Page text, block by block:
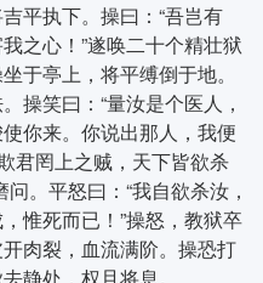
执下。操曰：“吾岂有
之心！”遂唤二十个精壮狱
于亭上，将平缚倒于地。
操笑曰：“量汝是个医人，
你来。你说出那人，我便
君罔上之贼，天下皆欲杀
。平怒曰：“我自欲杀汝，
惟死而已！”操怒，教狱卒
肉裂，血流满阶。操恐打